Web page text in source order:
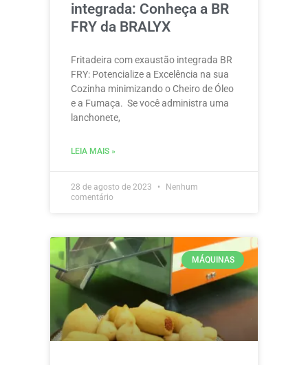
integrada: Conheça a BR
FRY da BRALYX
Fritadeira com exaustão integrada BR
FRY: Potencialize a Excelência na sua
Cozinha minimizando o Cheiro de Óleo
e a Fumaça. Se você administra uma
lanchonete,
LEIA MAIS »
28 de agosto de 2023
Nenhum
comentário
MÁQUINAS